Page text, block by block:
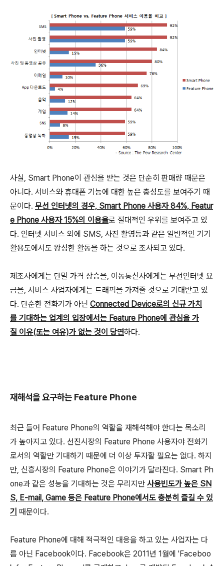
사실, Smart Phone이 관심을 받는 것은 단순히 판매량 때문은
아니다. 서비스와 휴대폰 기능에 대한 높은 충성도를 보여주기 때
문이다. 무선 인터넷의 경우, Smart Phone 사용자 84%, Featur
e Phone 사용자 15%의 이용율로 절대적인 우위를 보여주고 있
다. 인터넷 서비스 외에 SMS, 사진 촬영등과 같은 일반적인 기기
활용도에서도 왕성한 활동을 하는 것으로 조사되고 있다.
제조사에게는 단말 가격 상승을, 이동통신사에게는 무선인터넷 요
금을, 서비스 사업자에게는 트래픽을 가져줄 것으로 기대받고 있
다. 단순한 전화기가 아닌 Connected Device로의 신규 가치
를 기대하는 업계의 입장에서는 Feature Phone에 관심을 가
질 이유(또는 여유)가 없는 것이 당연하다.
재해석을 요구하는 Feature Phone
최근 들어 Feature Phone의 역할을 재해석해야 한다는 목소리
가 높아지고 있다. 선진시장의 Feature Phone 사용자야 전화기
로서의 역할만 기대하기 때문에 더 이상 투자할 필요는 없다. 하지
만, 신흥시장의 Feature Phone은 이야기가 달라진다. Smart Ph
one과 같은 성능을 기대하는 것은 무리지만 사용빈도가 높은 SN
S, E-mail, Game 등은 Feature Phone에서도 충분히 즐길 수 있
기 때문이다.
Feature Phone에 대해 적극적인 대응을 하고 있는 사업자는 다
름 아닌 Facebook이다. Facebook은 2011년 1월에 'Faceboo